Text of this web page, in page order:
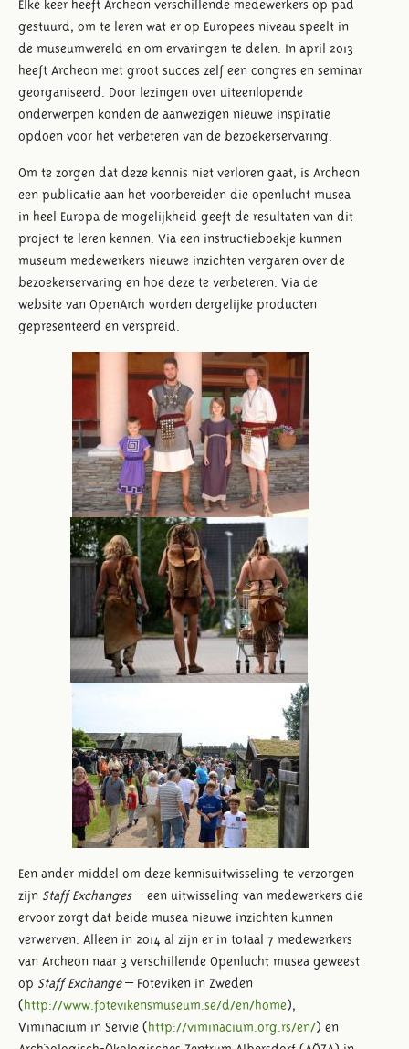
Elke keer heeft Archeon verschillende medewerkers op pad
gestuurd, om te leren wat er op Europees niveau speelt in
de museumwereld en om ervaringen te delen. In april 2013
heeft Archeon met groot succes zelf een congres en seminar
georganiseerd. Door lezingen over uiteenlopende
onderwerpen konden de aanwezigen nieuwe inspiratie
opdoen voor het verbeteren van de bezoekerservaring.
Om te zorgen dat deze kennis niet verloren gaat, is Archeon
een publicatie aan het voorbereiden die openlucht musea
in heel Europa de mogelijkheid geeft de resultaten van dit
project te leren kennen. Via een instructieboekje kunnen
museum medewerkers nieuwe inzichten vergaren over de
bezoekerservaring en hoe deze te verbeteren. Via de
website van OpenArch worden dergelijke producten
gepresenteerd en verspreid.
Een ander middel om deze kennisuitwisseling te verzorgen
zijn Staff Exchanges– een uitwisseling van medewerkers die
ervoor zorgt dat beide musea nieuwe inzichten kunnen
verwerven. Alleen in 2014 al zijn er in totaal 7 medewerkers
van Archeon naar 3 verschillende Openlucht musea geweest
op Staff Exchange– Foteviken in Zweden
(http://www.fotevikensmuseum.se/d/en/home),
Viminacium in Servië (http://viminacium.org.rs/en/) en